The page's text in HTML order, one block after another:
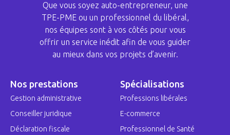
Que vous soyez auto-entrepreneur, une
TPE-PME ou un professionnel du libéral,
nos équipes sont à vos côtés pour vous
offrir un service inédit afin de vous guider
au mieux dans vos projets d’avenir.
Nos prestations
Gestion administrative
Conseiller juridique
Déclaration fiscale
Spécialisations
Professions libérales
E-commerce
Professionnel de Santé